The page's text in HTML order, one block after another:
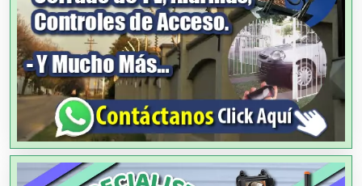
Agencias de Publicidad
Agencias de Viajes
Agricultores